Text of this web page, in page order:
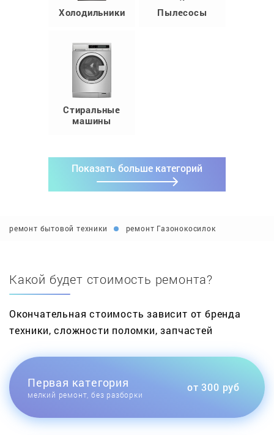
Холодильники Пылесосы
Стиральные
машины
Показать больше категорий
ремонт бытовой техники ремонт Газонокосилок
Какой будет стоимость ремонта?
Окончательная стоимость зависит от бренда
техники, сложности поломки, запчастей
Первая категория
мелкий ремонт, без разборки
от 300 руб